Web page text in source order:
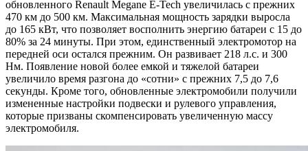
обновленного Renault Megane E-Tech увеличилась с прежних
470 км до 500 км. Максимальная мощность зарядки выросла
до 165 кВт, что позволяет восполнить энергию батареи с 15 до
80% за 24 минуты. При этом, единственный электромотор на
передней оси остался прежним. Он развивает 218 л.с. и 300
Нм. Появление новой более емкой и тяжелой батареи
увеличило время разгона до «сотни» с прежних 7,5 до 7,6
секунды. Кроме того, обновленные электромобили получили
измененные настройки подвески и рулевого управления,
которые призваны скомпенсировать увеличенную массу
электромобиля.